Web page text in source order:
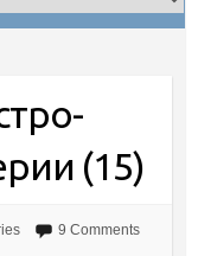
(15)
9 Comments